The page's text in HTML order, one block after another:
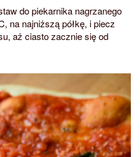
do piekarnika nagrzanego
na najniższą półkę, i piecz
aż ciasto zacznie się od